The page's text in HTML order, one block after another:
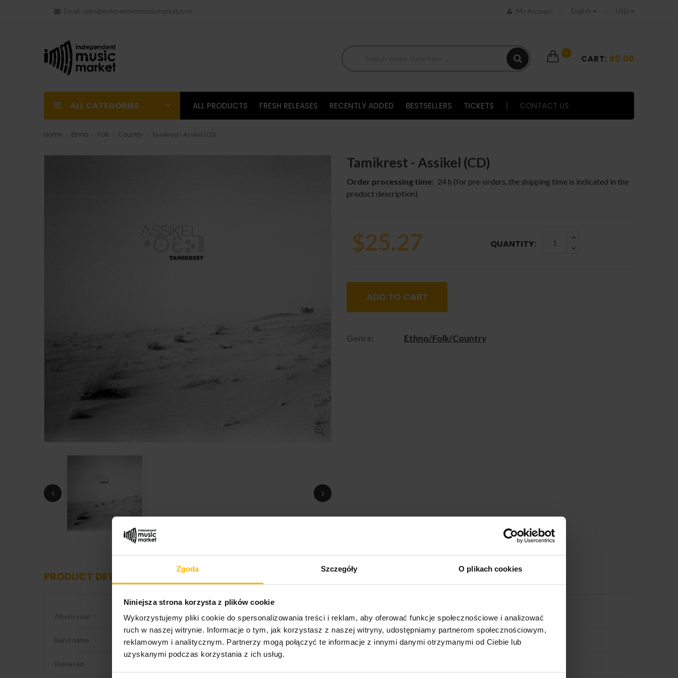
Zgoda Szczegóły O plikach cookies
Niniejsza strona korzysta z plików cookie
Wykorzystujemy pliki cookie do spersonalizowania treści i reklam, aby oferować funkcje społecznościowe i analizować
ruch w naszej witrynie. Informacje o tym, jak korzystasz z naszej witryny, udostępniamy partnerom społecznościowym,
reklamowym i analitycznym. Partnerzy mogą połączyć te informacje z innymi danymi otrzymanymi od Ciebie lub
uzyskanymi podczas korzystania z ich usług.
Email: sales@independentmusicmarket.com My Account English USD
0
CART: $0.00
ALL CATEGORIES ALL PRODUCTS FRESH RELEASES RECENTLY ADDED BESTSELLERS TICKETS CONTACT US
Home Ethno Folk Country Tamikrest - Assikel (CD)
‹ ›
Tamikrest - Assikel (CD)
Order processing time: 24 h (for pre-orders, the shipping time is indicated in the
product description)
$25.27 QUANTITY:
ADD TO CART
Genre: Ethno/Folk/Country
PRODUCT DETAILS
Album year 2026
Band name Tamikrest
Released